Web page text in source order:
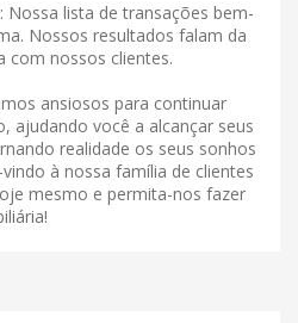
Nossa lista de transações bem-
Nossos resultados falam da
com nossos clientes.
ansiosos para continuar
ajudando você a alcançar seus
realidade os seus sonhos
à nossa família de clientes
mesmo e permita-nos fazer